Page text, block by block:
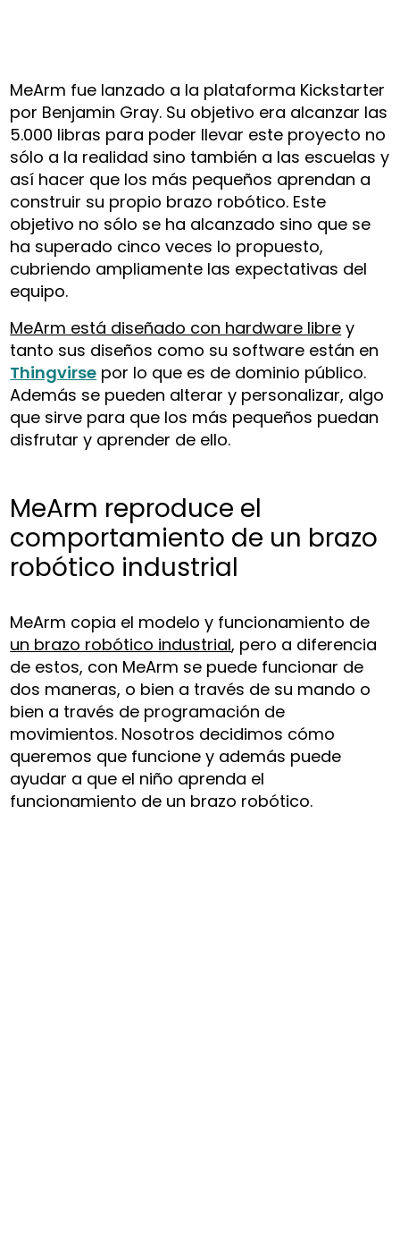
MeArm fue lanzado a la plataforma Kickstarter
por Benjamin Gray. Su objetivo era alcanzar las
5.000 libras para poder llevar este proyecto no
sólo a la realidad sino también a las escuelas y
así hacer que los más pequeños aprendan a
construir su propio brazo robótico. Este
objetivo no sólo se ha alcanzado sino que se
ha superado cinco veces lo propuesto,
cubriendo ampliamente las expectativas del
equipo.
MeArm está diseñado con hardware libre y
tanto sus diseños como su software están en
Thingvirse por lo que es de dominio público.
Además se pueden alterar y personalizar, algo
que sirve para que los más pequeños puedan
disfrutar y aprender de ello.
MeArm reproduce el
comportamiento de un brazo
robótico industrial
MeArm copia el modelo y funcionamiento de
un brazo robótico industrial, pero a diferencia
de estos, con MeArm se puede funcionar de
dos maneras, o bien a través de su mando o
bien a través de programación de
movimientos. Nosotros decidimos cómo
queremos que funcione y además puede
ayudar a que el niño aprenda el
funcionamiento de un brazo robótico.